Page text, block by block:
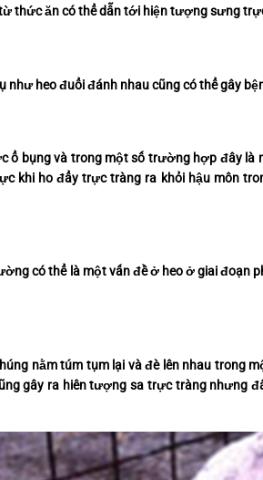
thức ăn có thể dẫn tới hiện tượng sưng
như heo đuổi đánh nhau cũng có thể gây
ổ bụng và trong một số trường hợp đây là
khi ho đẩy trực tràng ra khỏi hậu môn
có thể là một vấn đề ở heo ở giai đoạn
nằm túm tụm lại và đè lên nhau trong
gây ra hiên tượng sa trực tràng nhưng